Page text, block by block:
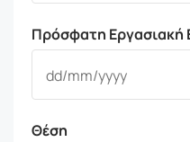
Πρόσφατη Εργασιακή
Θέση